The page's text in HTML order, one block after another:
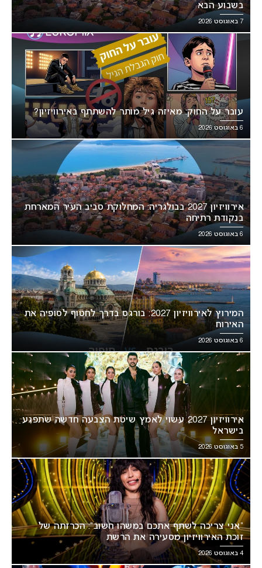
בשבוע הבא
7 באוגוסט 2026
עובר על החוק: מאיזה גיל מותר להשתתף באירוויזיון?
6 באוגוסט 2026
אירוויזיון 2027 בבולגריה: המחלוקת סביב העיר המארחת
בנקודת רתיחה
6 באוגוסט 2026
המירוץ לאירוויזיון 2027: בורגס בדרך לחטוף לסופיה את
האירוח
6 באוגוסט 2026
אירוויזיון 2027 עשוי לאמץ שיטת הצבעה חדשה שתפגע
בישראל
5 באוגוסט 2026
“אני צריכה לשתף אתכם במשהו חשוב”: הכרזתה של
זוכת האירוויזיון מסעירה את הרשת
4 באוגוסט 2026